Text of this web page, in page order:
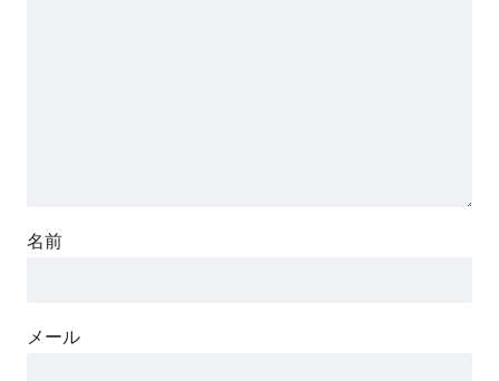
名前
メール